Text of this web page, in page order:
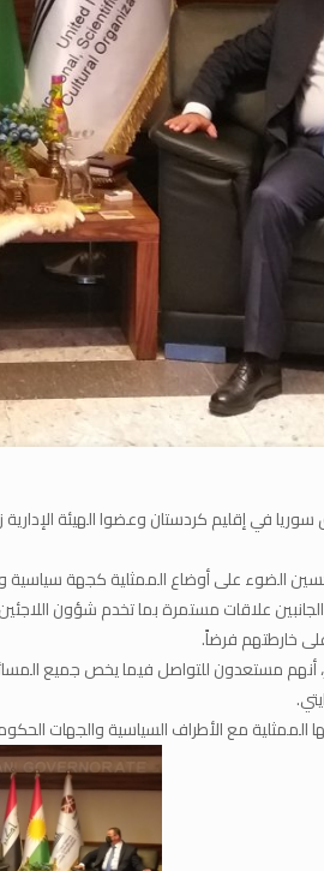
في إقليم كردستان وعضوا الهيئة
حسين الضوء على أوضاع الممثلية كجهة
علاقات مستمرة بما تخدم شؤون
خارطتهم فرضاً.
أنهم مستعدون للتواصل فيما يخص جميع
الممثلية مع الأطراف السياسية والجهات